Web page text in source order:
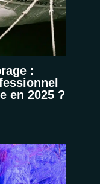
:
en 2025 ?